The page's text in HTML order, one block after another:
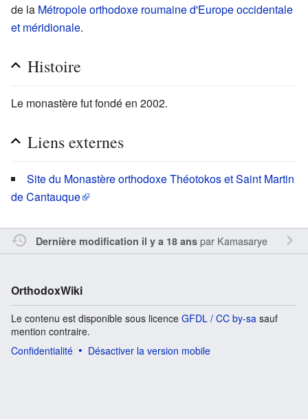
de la Métropole orthodoxe roumaine d'Europe occidentale
et méridionale.
Histoire
Le monastère fut fondé en 2002.
Liens externes
Site du Monastère orthodoxe Théotokos et Saint Martin
de Cantauque
Dernière modification il y a 18 anspar Kamasarye
OrthodoxWiki
Le contenu est disponible sous licence GFDL / CC by-sa sauf
mention contraire.
Confidentialité
Désactiver la version mobile